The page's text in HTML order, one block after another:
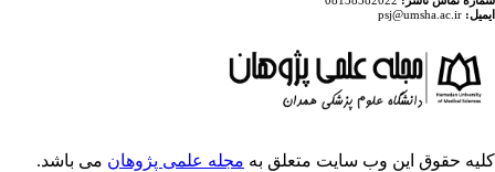
متعلق به مجله علمی پژوهان می باشد.